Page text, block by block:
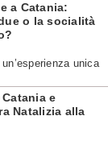
a Catania:
o la socialità
unica
e
Natalizia alla